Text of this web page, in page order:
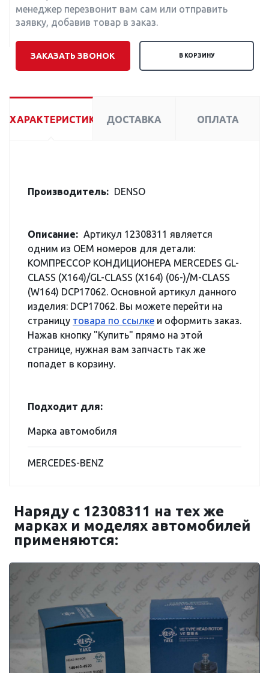
менеджер перезвонит вам сам или отправить
заявку, добавив товар в заказ.
ЗАКАЗАТЬ ЗВОНОК В КОРЗИНУ
ХАРАКТЕРИСТИКИ ДОСТАВКА ОПЛАТА
Производитель: DENSO
Описание: Артикул 12308311 является
одним из OEM номеров для детали:
КОМПРЕССОР КОНДИЦИОНЕРА MERCEDES GL-
CLASS (X164)/GL-CLASS (X164) (06-)/M-CLASS
(W164) DCP17062. Основной артикул данного
изделия: DCP17062. Вы можете перейти на
страницу товара по ссылке и оформить заказ.
Нажав кнопку "Купить" прямо на этой
странице, нужная вам запчасть так же
попадет в корзину.
Подходит для:
Марка автомобиля
MERCEDES-BENZ
Наряду с 12308311 на тех же
марках и моделях автомобилей
применяются: